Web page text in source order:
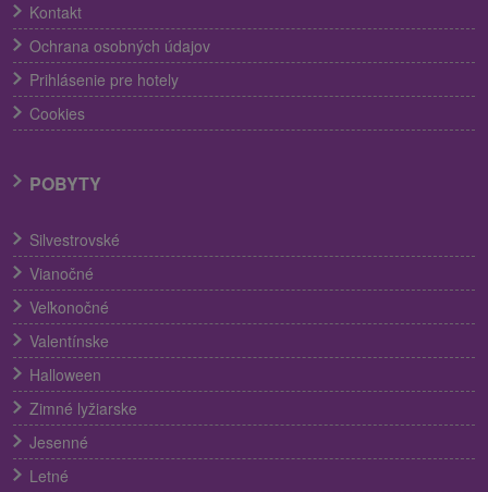
Kontakt
Ochrana osobných údajov
Prihlásenie pre hotely
Cookies
POBYTY
Silvestrovské
Vianočné
Veľkonočné
Valentínske
Halloween
Zimné lyžiarske
Jesenné
Letné